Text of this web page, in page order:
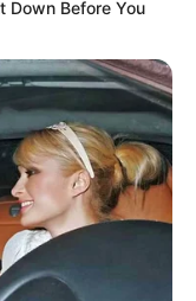
yang wajib ditandai*
Down Before You